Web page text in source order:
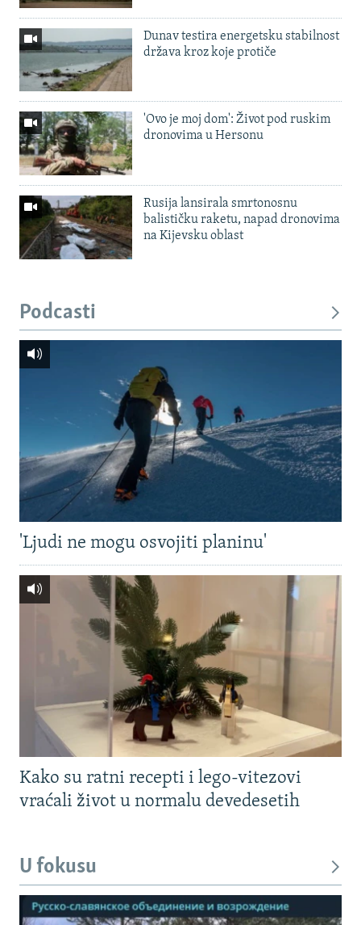
Dunav testira energetsku stabilnost
država kroz koje protiče
'Ovo je moj dom': Život pod ruskim
dronovima u Hersonu
Rusija lansirala smrtonosnu
balističku raketu, napad dronovima
na Kijevsku oblast
Podcasti
'Ljudi ne mogu osvojiti planinu'
Kako su ratni recepti i lego-vitezovi
vraćali život u normalu devedesetih
U fokusu